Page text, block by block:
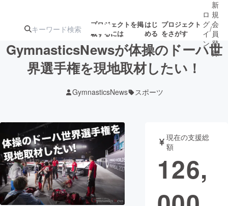
プロジェクトを掲
載するには
はじ
める
プロジェクト
をさがす
ジェクト
ロジェクト
アート・写真 音楽
テクノロジー・ガジェット ゲーム・サ
映像・映画
ロ
グ
イ
ン
/
新
規
会
員
登
録
GymnasticsNewsが体操のドーハ世
界選手権を現地取材したい！
GymnasticsNews スポーツ
現在の支援総
額
126,